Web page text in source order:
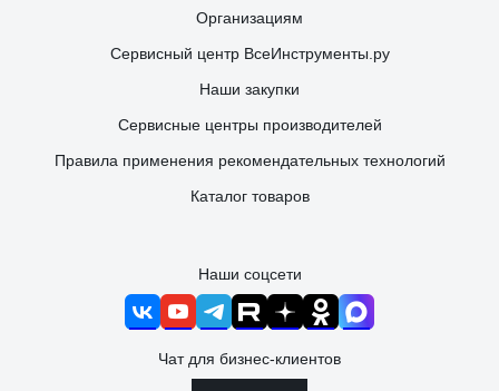
Организациям
Сервисный центр ВсеИнструменты.ру
Наши закупки
Сервисные центры производителей
Правила применения рекомендательных технологий
Каталог товаров
Наши соцсети
Чат для бизнес-клиентов